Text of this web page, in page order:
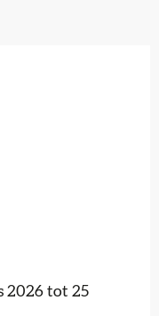
2026 tot 25